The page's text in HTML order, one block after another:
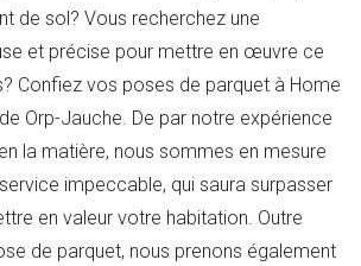
de sol? Vous recherchez une
et précise pour mettre en œuvre ce
Confiez vos poses de parquet à Home
Orp-Jauche. De par notre expérience
la matière, nous sommes en mesure
impeccable, qui saura surpasser
en valeur votre habitation. Outre
de parquet, nous prenons également